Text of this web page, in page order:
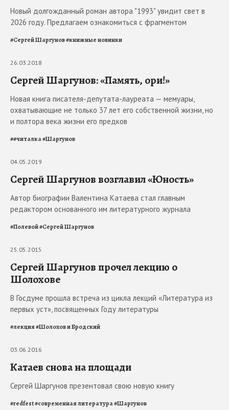
Новый долгожданный роман автора "1993" увидит свет в
2026 году. Предлагаем ознакомиться с фрагментом
#Сергей Шаргунов#книжные новинки
26.03.2018
Сергей Шаргунов: «Память, ори!»
Новая книга писателя-депутата-лауреата — мемуары,
охватывающие не только 37 лет его собственной жизни, но
и полтора века жизни его предков
##читалка#Шаргунов
04.05.2019
Сергей Шаргунов возглавил «Юность»
Автор биографии Валентина Катаева стал главным
редактором основанного им литературного журнала
#Полевой#Сергей Шаргунов
25.05.2015
Сергей Шаргунов прочел лекцию о
Шолохове
В Госдуме прошла встреча из цикла лекций «Литература из
первых уст», посвященных Году литературы
#лекция#Шолохов и Бродский
03.06.2016
Катаев снова на площади
Сергей Шаргунов презентовал свою новую книгу
#redfest#современная литература#Шаргунов